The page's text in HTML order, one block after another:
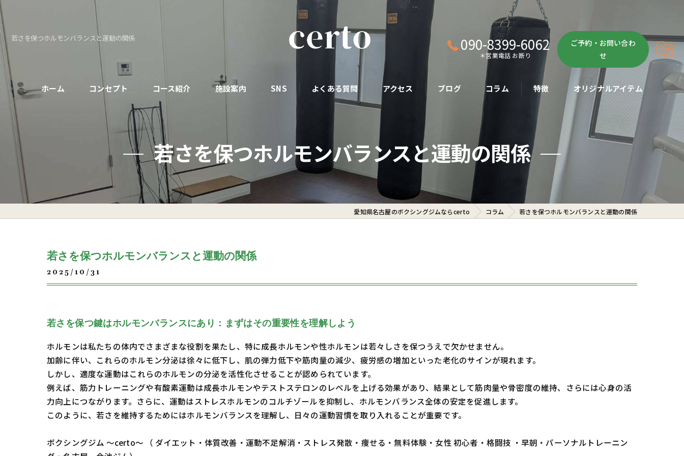
若さを保つホルモンバランスと運動の関係 090-8399-6062
＊営業電話 お断り
ご予約・お問い合わ
せ
ホーム コンセプト コース紹介
パーソナルコース
初めての方へ
施設案内 SNS よくある質問 アクセス ブログ コラム 特徴
ボクササイズ
パーソナル
ボディメイク
初心者
ダイエット
オリジナルアイテム
若さを保つホルモンバランスと運動の関係
愛知県名古屋のボクシングジムならcerto コラム 若さを保つホルモンバランスと運動の関係
若さを保つホルモンバランスと運動の関係
2025/10/31
若さを保つ鍵はホルモンバランスにあり：まずはその重要性を理解しよう
ホルモンは私たちの体内でさまざまな役割を果たし、特に成長ホルモンや性ホルモンは若々しさを保つうえで欠かせません。
加齢に伴い、これらのホルモン分泌は徐々に低下し、肌の弾力低下や筋肉量の減少、疲労感の増加といった老化のサインが現れます。
しかし、適度な運動はこれらのホルモンの分泌を活性化させることが認められています。
例えば、筋力トレーニングや有酸素運動は成長ホルモンやテストステロンのレベルを上げる効果があり、結果として筋肉量や骨密度の維持、さらには心身の活
力向上につながります。さらに、運動はストレスホルモンのコルチゾールを抑制し、ホルモンバランス全体の安定を促進します。
このように、若さを維持するためにはホルモンバランスを理解し、日々の運動習慣を取り入れることが重要です。
ボクシングジム ～certo～ （ ダイエット・体質改善・運動不足解消・ストレス発散・痩せる・無料体験・女性 初心者・格闘技 ・早朝・パーソナルトレーニン